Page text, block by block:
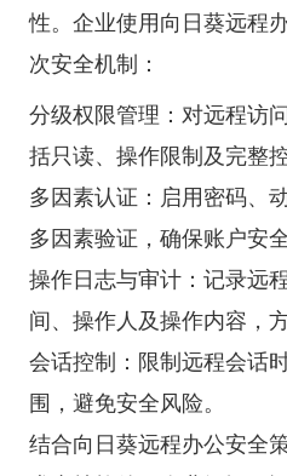
性。企业使用向日葵远程
次安全机制：
分级权限管理：对远程访
括只读、操作限制及完整
多因素认证：启用密码、
多因素验证，确保账户安全
操作日志与审计：记录远
间、操作人及操作内容，
会话控制：限制远程会话
围，避免安全风险。
结合向日葵远程办公安全